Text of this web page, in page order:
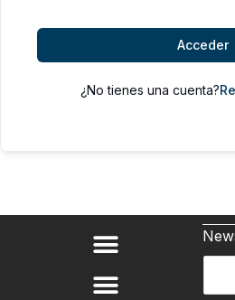
Acceder
¿No tienes una cuenta?